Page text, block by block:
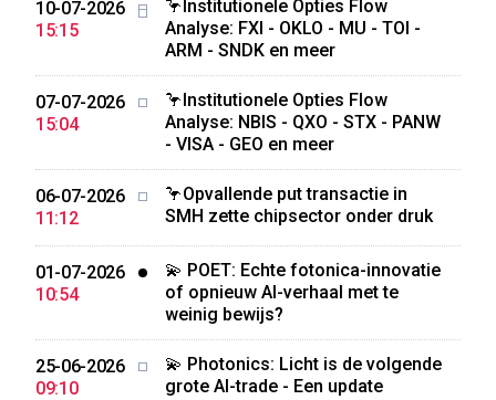
10-07-2026
15:15
🦩Institutionele Opties Flow
Analyse: FXI - OKLO - MU - TOI -
ARM - SNDK en meer
07-07-2026
15:04
🦩Institutionele Opties Flow
Analyse: NBIS - QXO - STX - PANW
- VISA - GEO en meer
06-07-2026
11:12
🦩Opvallende put transactie in
SMH zette chipsector onder druk
01-07-2026
10:54
💫 POET: Echte fotonica-innovatie
of opnieuw AI-verhaal met te
weinig bewijs?
25-06-2026
09:10
💫 Photonics: Licht is de volgende
grote AI-trade - Een update